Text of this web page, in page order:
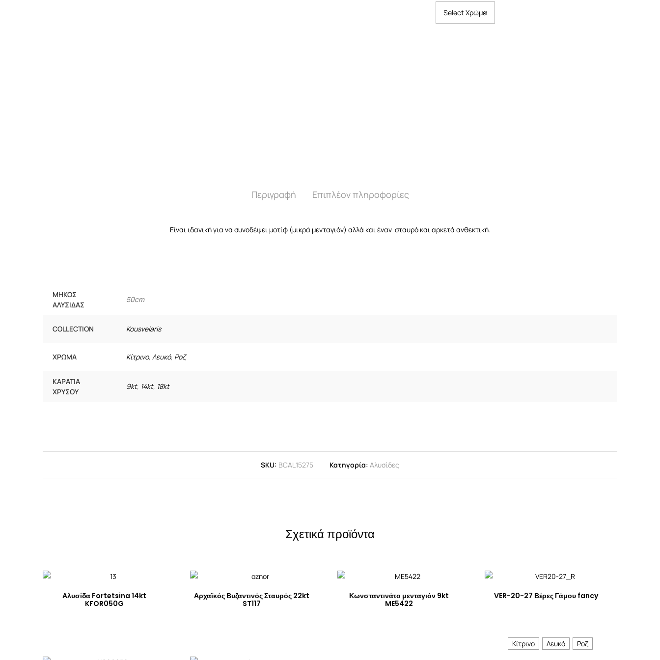
Περιγραφή Επιπλέον πληροφορίες
Είναι ιδανική για να συνοδέψει μοτίφ (μικρά μενταγιόν) αλλά και έναν σταυρό και αρκετά ανθεκτική.
ΜΉΚΟΣ
ΑΛΥΣΊΔΑΣ
50cm
COLLECTION Kousvelaris
ΧΡΏΜΑ Κίτρινο, Λευκό, Ροζ
ΚΑΡΆΤΙΑ
ΧΡΥΣΟΎ
9kt, 14kt, 18kt
SKU: BCAL15275 Κατηγορία: Αλυσίδες
Σχετικά προϊόντα
Αλυσίδα Fortetsina 14kt
KFOR050G
Αρχαϊκός Βυζαντινός Σταυρός 22kt
ST117
Κωνσταντινάτο μενταγιόν 9kt
ME5422
VER-20-27 Βέρες Γάμου fancy
Κίτρινο Λευκό Ροζ
Ακολουθήστε μας: